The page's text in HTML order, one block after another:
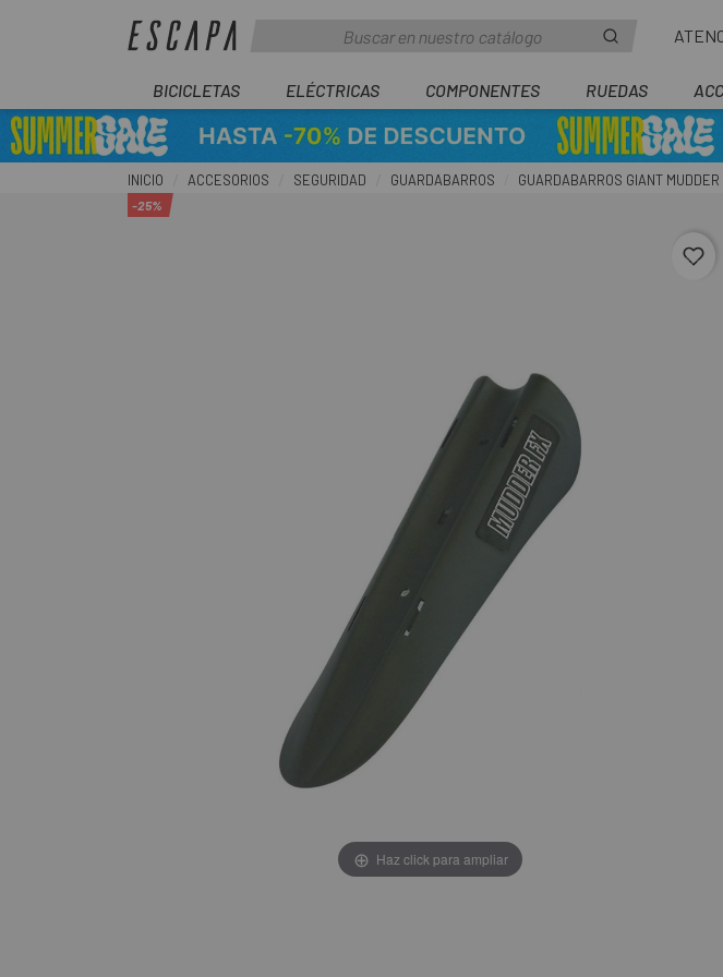
BICICLETAS ELÉCTRICAS COMPONENTES RUEDAS
INICIO ACCESORIOS SEGURIDAD GUARDABARROS GUARDABARROS GIANT MUDDER
-25%
Haz click para ampliar